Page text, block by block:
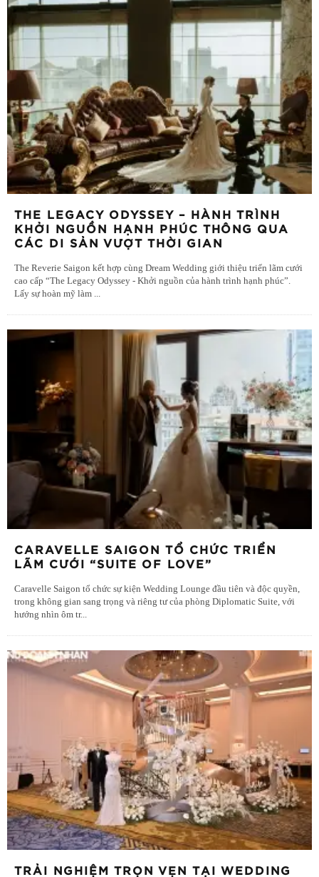
THE LEGACY ODYSSEY – HÀNH TRÌNH
KHỞI NGUỒN HẠNH PHÚC THÔNG QUA
CÁC DI SẢN VƯỢT THỜI GIAN
The Reverie Saigon kết hợp cùng Dream Wedding giới thiệu triển lãm cưới
cao cấp “The Legacy Odyssey - Khởi nguồn của hành trình hạnh phúc”.
Lấy sự hoàn mỹ làm ...
CARAVELLE SAIGON TỔ CHỨC TRIỂN
LÃM CƯỚI “SUITE OF LOVE”
Caravelle Saigon tổ chức sự kiện Wedding Lounge đầu tiên và độc quyền,
trong không gian sang trọng và riêng tư của phòng Diplomatic Suite, với
hướng nhìn ôm tr...
TRẢI NGHIỆM TRỌN VẸN TẠI WEDDING